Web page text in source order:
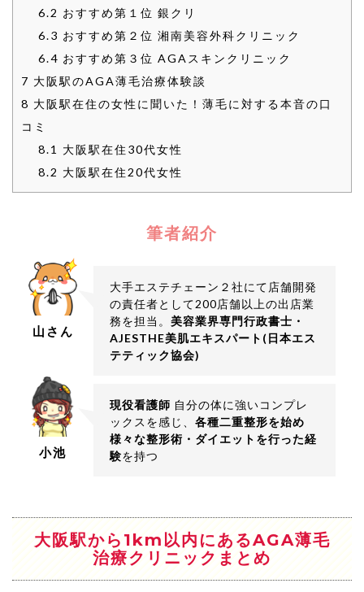
6.2 おすすめ第１位 銀クリ
6.3 おすすめ第２位 湘南美容外科クリニック
6.4 おすすめ第３位 AGAスキンクリニック
7 大阪駅のAGA薄毛治療体験談
8 大阪駅在住の女性に聞いた！薄毛に対する本音の口
コミ
8.1
大阪駅在住30代女性
8.2 大阪駅在住20代女性
筆者紹介
山さん
大手エステチェーン２社にて店舗開発
の責任者として200店舗以上の出店業
務を担当。 美容業界専門行政書士・
AJESTHE美肌エキスパート(日本エス
テティック協会)
小池
現役看護師 自分の体に強いコンプレ
ックスを感じ、 各種二重整形を始め
様々な整形術・ダイエットを行った経
験を持つ
大阪駅から1km以内にあるAGA薄毛
治療クリニックまとめ